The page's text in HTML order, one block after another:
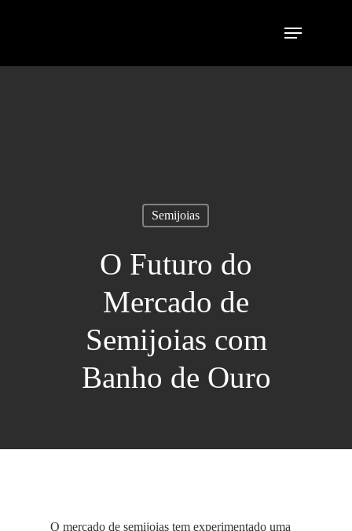
Semijoias
O Futuro do
Mercado de
Semijoias com
Banho de Ouro
O mercado de semijoias tem experimentado uma